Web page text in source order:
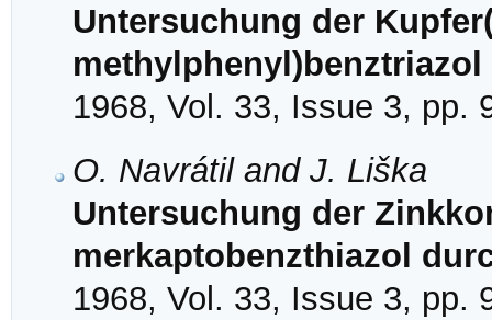
Untersuchung der
1968, Vol. 33, Issue 3, pp.
O. Navrátil and J. Liška
Untersuchung der
merkaptobenzthiazol
1968, Vol. 33, Issue 3, pp.